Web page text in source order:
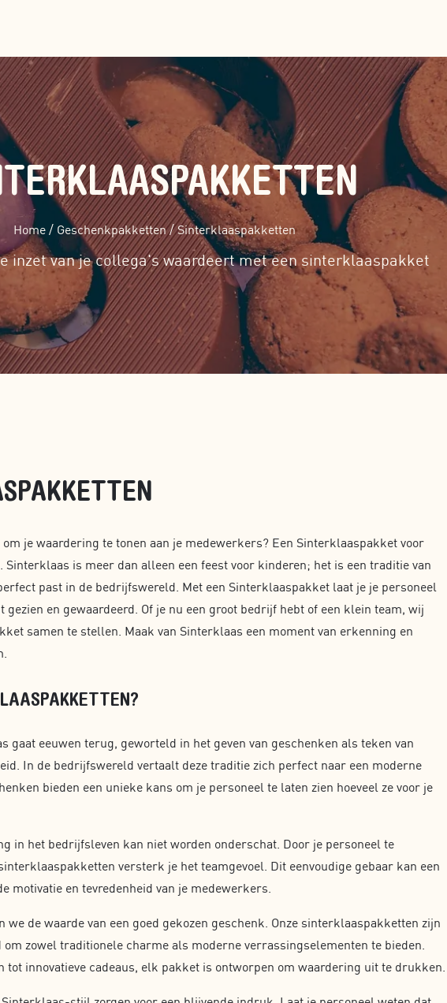
Home / Geschenkpakketten /Sinterklaaspakketten
inzet van je collega's waardeert met een sinterklaaspakket
om je waardering te tonen aan je medewerkers? Een Sinterklaaspakket voor
Sinterklaas is meer dan alleen een feest voor kinderen; het is een traditie van
past in de bedrijfswereld. Met een Sinterklaaspakket laat je je personeel
gezien en gewaardeerd. Of je nu een groot bedrijf hebt of een klein team, wij
samen te stellen. Maak van Sinterklaas een moment van erkenning en
gaat eeuwen terug, geworteld in het geven van geschenken als teken van
In de bedrijfswereld vertaalt deze traditie zich perfect naar een moderne
bieden een unieke kans om je personeel te laten zien hoeveel ze voor je
in het bedrijfsleven kan niet worden onderschat. Door je personeel te
versterk je het teamgevoel. Dit eenvoudige gebaar kan een
motivatie en tevredenheid van je medewerkers.
we de waarde van een goed gekozen geschenk. Onze sinterklaaspakketten zijn
zowel traditionele charme als moderne verrassingselementen te bieden.
tot innovatieve cadeaus, elk pakket is ontworpen om waardering uit te drukken.